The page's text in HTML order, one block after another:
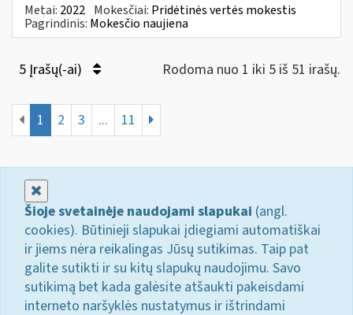
Metai: 2022 Mokesčiai: Pridėtinės vertės mokestis
Pagrindinis: Mokesčio naujiena
5 Įrašų(-ai) Rodoma nuo 1 iki 5 iš 51 irašų.
1 2 3 ... 11
Šioje svetainėje naudojami slapukai (angl.
cookies). Būtinieji slapukai įdiegiami automatiškai
ir jiems nėra reikalingas Jūsų sutikimas. Taip pat
galite sutikti ir su kitų slapukų naudojimu. Savo
sutikimą bet kada galėsite atšaukti pakeisdami
interneto naršyklės nustatymus ir ištrindami